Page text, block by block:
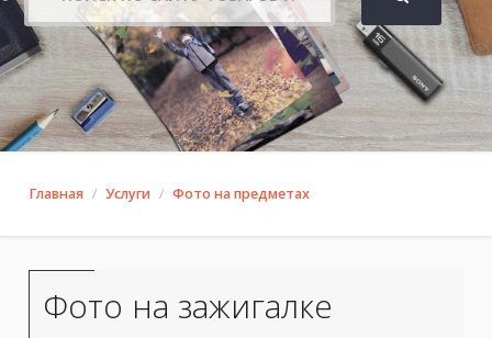
Главная Услуги Фото на предметах
Фото на зажигалке